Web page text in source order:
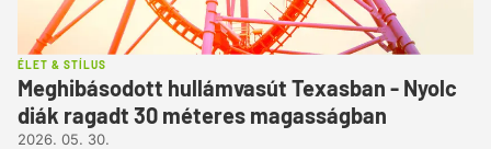
ÉLET & STÍLUS
Meghibásodott hullámvasút Texasban - Nyolc
diák ragadt 30 méteres magasságban
2026. 05. 30.